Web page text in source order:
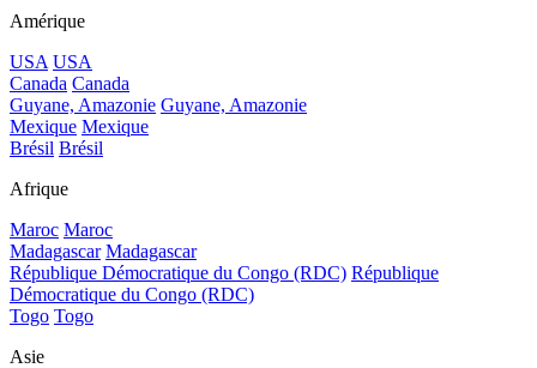
Amérique
USA USA
Canada Canada
Guyane, Amazonie Guyane, Amazonie
Mexique Mexique
Brésil Brésil
Afrique
Maroc Maroc
Madagascar Madagascar
République Démocratique du Congo (RDC) République
Démocratique du Congo (RDC)
Togo Togo
Asie